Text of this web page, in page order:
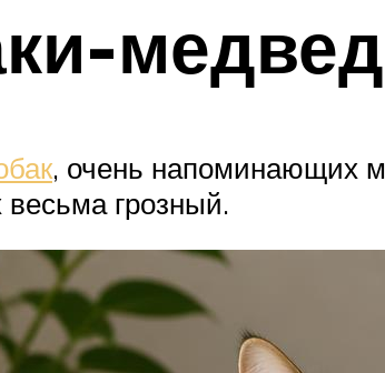
, очень напоминающих
грозный.